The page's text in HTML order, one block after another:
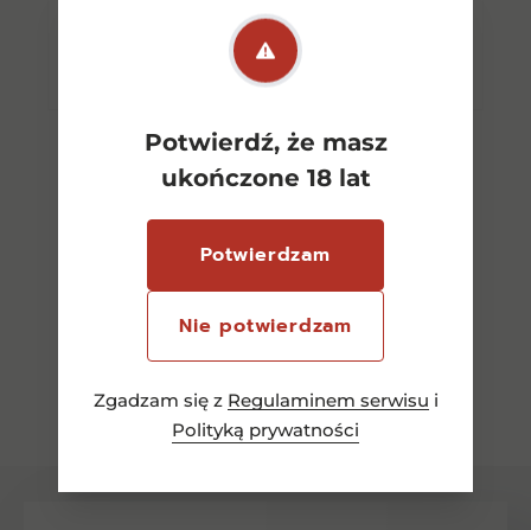
Potwierdź, że masz
ukończone 18 lat
Potwierdzam
Nie potwierdzam
Zgadzam się z Regulaminem serwisu i
Polityką prywatności
Dodaj do koszyka
Zobacz wszystkie